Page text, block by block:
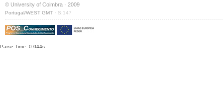
© University of Coimbra · 2009
Portugal/WEST GMT · S:147
Parse Time: 0.044s